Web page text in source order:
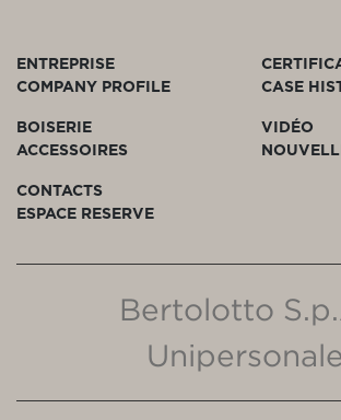
ENTREPRISE
COMPANY PROFILE
CASE
BOISERIE
ACCESSOIRES
VIDÉO
CONTACTS
ESPACE RESERVE
Bertolotto
Unipersonale